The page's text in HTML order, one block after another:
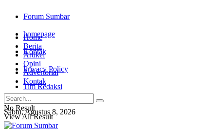
Forum Sumbar
homepage
Kontak
Privacy Policy
Tim Redaksi
Sabtu, Agustus 8, 2026
Home
Berita
Artikel
Opini
Advertorial
Kontak
No Result
View All Result